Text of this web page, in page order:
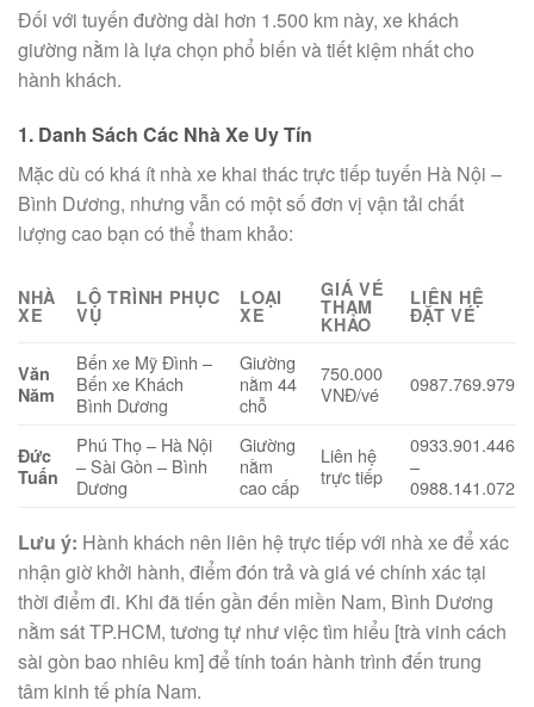
Đối với tuyến đường dài hơn 1.500 km này, xe khách
giường nằm là lựa chọn phổ biến và tiết kiệm nhất cho
hành khách.
1. Danh Sách Các Nhà Xe Uy Tín
Mặc dù có khá ít nhà xe khai thác trực tiếp tuyến Hà Nội –
Bình Dương, nhưng vẫn có một số đơn vị vận tải chất
lượng cao bạn có thể tham khảo:
NHÀ
XE
LỘ TRÌNH PHỤC
VỤ
LOẠI
XE
GIÁ VÉ
THAM
KHẢO
LIÊN HỆ
ĐẶT VÉ
Văn
Năm
Bến xe Mỹ Đình –
Bến xe Khách
Bình Dương
Giường
nằm 44
chỗ
750.000
VNĐ/vé
0987.769.979
Đức
Tuấn
Phú Thọ – Hà Nội
– Sài Gòn – Bình
Dương
Giường
nằm
cao cấp
Liên hệ
trực tiếp
0933.901.446
–
0988.141.072
Lưu ý: Hành khách nên liên hệ trực tiếp với nhà xe để xác
nhận giờ khởi hành, điểm đón trả và giá vé chính xác tại
thời điểm đi. Khi đã tiến gần đến miền Nam, Bình Dương
nằm sát TP.HCM, tương tự như việc tìm hiểu [trà vinh cách
sài gòn bao nhiêu km] để tính toán hành trình đến trung
tâm kinh tế phía Nam.